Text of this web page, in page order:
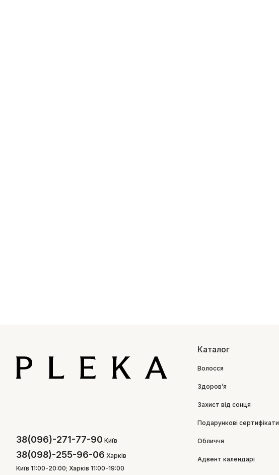
38(096)-271-77-90 Київ
38(098)-255-96-06 Харків
Київ 11:00-20:00; Харків 11:00-19:00
Каталог
Волосся
Здоровʼя
Захист від сонця
Подарункові сертифікати
Обличчя
Адвент календарі